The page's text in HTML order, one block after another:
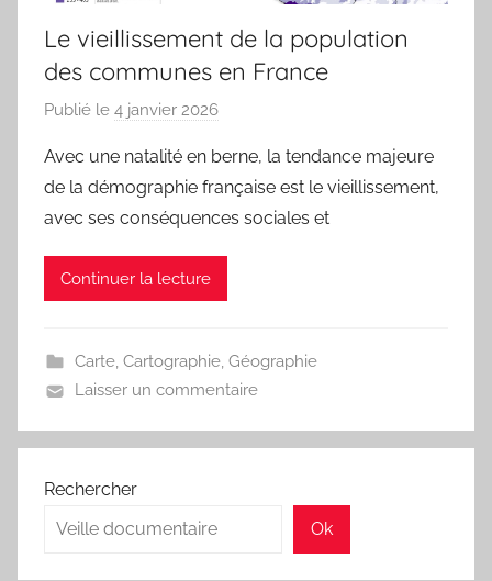
Le vieillissement de la population
des communes en France
Publié le 4 janvier 2026
r
j
m
a
e
a
Avec une natalité en berne, la tendance majeure
de la démographie française est le vieillissement,
avec ses conséquences sociales et
Continuer la lecture
Carte, Cartographie, Géographie
Laisser un commentaire
Rechercher
Ok